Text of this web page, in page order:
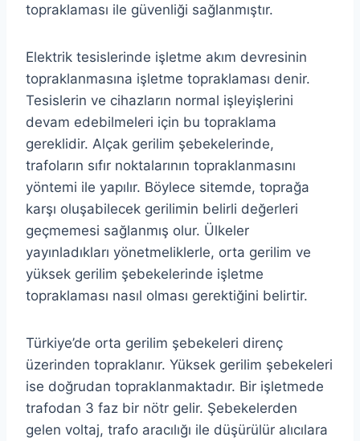
topraklaması ile güvenliği sağlanmıştır.
Elektrik tesislerinde işletme akım devresinin
topraklanmasına işletme topraklaması denir.
Tesislerin ve cihazların normal işleyişlerini
devam edebilmeleri için bu topraklama
gereklidir. Alçak gerilim şebekelerinde,
trafoların sıfır noktalarının topraklanmasını
yöntemi ile yapılır. Böylece sitemde, toprağa
karşı oluşabilecek gerilimin belirli değerleri
geçmemesi sağlanmış olur. Ülkeler
yayınladıkları yönetmeliklerle, orta gerilim ve
yüksek gerilim şebekelerinde işletme
topraklaması nasıl olması gerektiğini belirtir.
Türkiye’de orta gerilim şebekeleri direnç
üzerinden topraklanır. Yüksek gerilim şebekeleri
ise doğrudan topraklanmaktadır. Bir işletmede
trafodan 3 faz bir nötr gelir. Şebekelerden
gelen voltaj, trafo aracılığı ile düşürülür alıcılara